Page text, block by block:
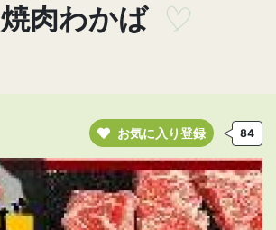
焼肉わかば
お気に入り登録 84